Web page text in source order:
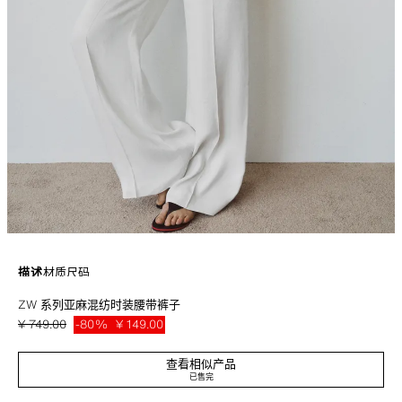
描述材质尺码
ZARA 女士系列
粘纤和 32% 亚麻混纺中腰裤。侧口袋，背面饰有单边口袋。同色系面料时
装腰带，饰有按扣。熨烫条纹细节装饰。正面以拉链、纽扣和金属钩扣闭合。
ZW 系列亚麻混纺时装腰带裤子
¥ 749.00 -80% ¥ 149.00
查看相似产品
已售完
¥